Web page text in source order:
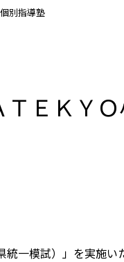
別指導塾
ＥＫＹ
一模試）」を実施い